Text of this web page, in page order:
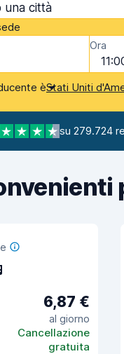
Ora
èStati Uniti
su 279.724
6,87 €
al giorno
Cancellazione
gratuita